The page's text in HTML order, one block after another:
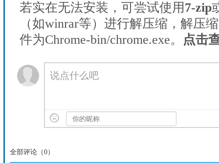
若实在无法安装，可尝试使用7-zip
（如winrar等）进行解压缩，解压
件为Chrome-bin/chrome.exe。
点击
说点什么吧
全部评论（0）